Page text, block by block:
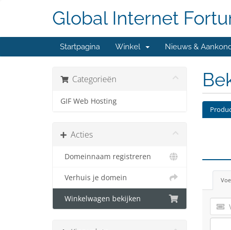
Global Internet
Startpagina Winkel Nieuws &
Categorieën
GIF Web Hosting
Acties
Domeinnaam registreren
Verhuis je domein
Winkelwagen bekijken